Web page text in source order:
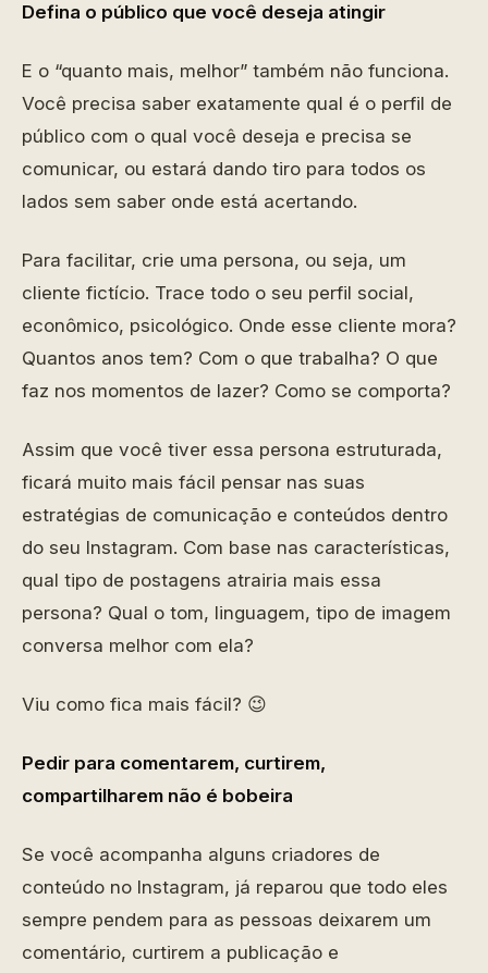
Defina o público que você deseja atingir
E o “quanto mais, melhor” também não funciona.
Você precisa saber exatamente qual é o perfil de
público com o qual você deseja e precisa se
comunicar, ou estará dando tiro para todos os
lados sem saber onde está acertando.
Para facilitar, crie uma persona, ou seja, um
cliente fictício. Trace todo o seu perfil social,
econômico, psicológico. Onde esse cliente mora?
Quantos anos tem? Com o que trabalha? O que
faz nos momentos de lazer? Como se comporta?
Assim que você tiver essa persona estruturada,
ficará muito mais fácil pensar nas suas
estratégias de comunicação e conteúdos dentro
do seu Instagram. Com base nas características,
qual tipo de postagens atrairia mais essa
persona? Qual o tom, linguagem, tipo de imagem
conversa melhor com ela?
Viu como fica mais fácil? 😉
Pedir para comentarem, curtirem,
compartilharem não é bobeira
Se você acompanha alguns criadores de
conteúdo no Instagram, já reparou que todo eles
sempre pendem para as pessoas deixarem um
comentário, curtirem a publicação e